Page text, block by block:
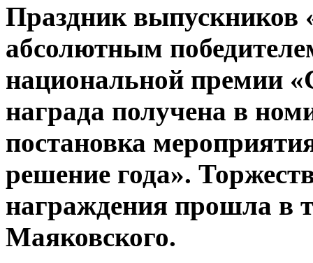
Праздник выпускников
абсолютным
национальной премии
награда получена в
постановка
решение года».
награждения прошла в
Маяковского.